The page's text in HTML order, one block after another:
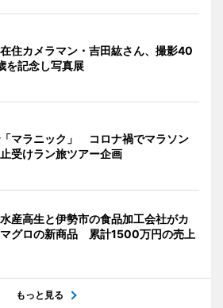
住カメラマン・吉田紘さん、撮影40
を記念し写真展
マラニック」 コロナ禍でマラソン
受けラン旅ツアー企画
産高生と伊勢市の食品加工会社がカ
グロの新商品 累計1500万円の売上
もっと見る